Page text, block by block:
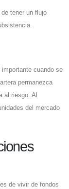
tener un flujo
cuando se
permanezca
al riesgo. Al
del mercado
de vivir de fondos